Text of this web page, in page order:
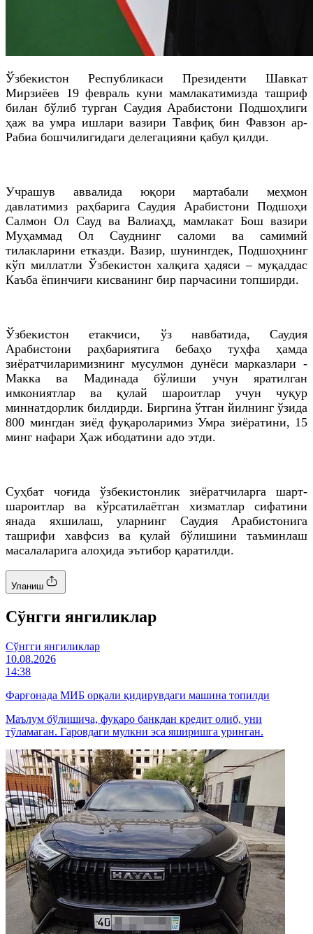
Ўзбекистон Республикаси Президенти Шавкат
Мирзиёев 19 февраль куни мамлакатимизда ташриф
билан бўлиб турган Саудия Арабистони Подшоҳлиги
ҳаж ва умра ишлари вазири Тавфиқ бин Фавзон ар-
Рабиа бошчилигидаги делегацияни қабул қилди.
Учрашув аввалида юқори мартабали меҳмон
давлатимиз раҳбарига Саудия Арабистони Подшоҳи
Салмон Ол Сауд ва Валиаҳд, мамлакат Бош вазири
Муҳаммад Ол Сауднинг саломи ва самимий
тилакларини етказди. Вазир, шунингдек, Подшоҳнинг
кўп миллатли Ўзбекистон халқига ҳадяси – муқаддас
Каъба ёпинчиғи кисванинг бир парчасини топширди.
Ўзбекистон етакчиси, ўз навбатида, Саудия
Арабистони раҳбариятига бебаҳо туҳфа ҳамда
зиёратчиларимизнинг мусулмон дунёси марказлари -
Макка ва Мадинада бўлиши учун яратилган
имкониятлар ва қулай шароитлар учун чуқур
миннатдорлик билдирди. Биргина ўтган йилнинг ўзида
800 мингдан зиёд фуқароларимиз Умра зиёратини, 15
минг нафари Ҳаж ибодатини адо этди.
Суҳбат чоғида ўзбекистонлик зиёратчиларга шарт-
шароитлар ва кўрсатилаётган хизматлар сифатини
янада яхшилаш, уларнинг Саудия Арабистонига
ташрифи хавфсиз ва қулай бўлишини таъминлаш
масалаларига алоҳида эътибор қаратилди.
Уланиш
Cўнгги янгиликлар
Cўнгги янгиликлар
10.08.2026
14:38
Фарғонада МИБ орқали қидирувдаги машина топилди
Маълум бўлишича, фуқаро банкдан кредит олиб, уни
тўламаган. Гаровдаги мулкни эса яширишга уринган.